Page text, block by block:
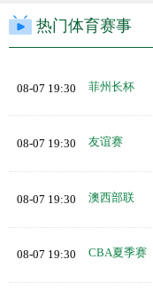
热门体育赛事
08-07 19:30 菲州长杯
08-07 19:30 友谊赛
08-07 19:30 澳西部联
08-07 19:30 CBA夏季赛